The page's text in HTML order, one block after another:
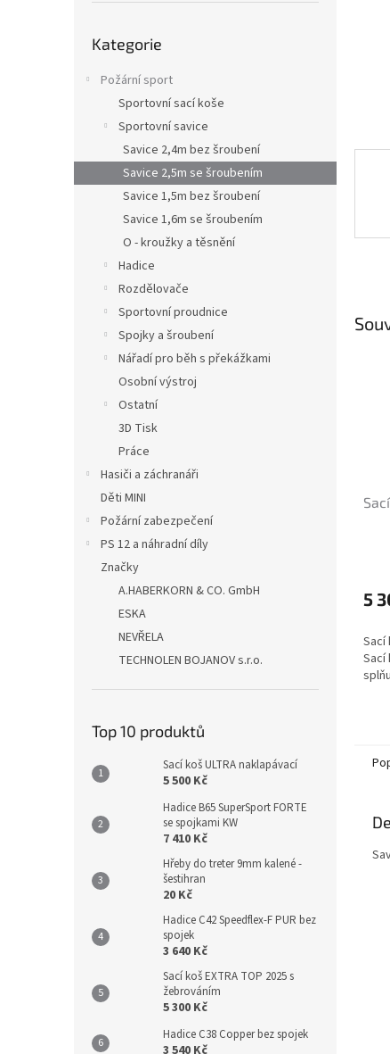
kategorie
Kategorie
Požární sport
Sportovní sací koše
Sportovní savice
Savice 2,4m bez šroubení
Savice 2,5m se šroubením
Savice 1,5m bez šroubení
Savice 1,6m se šroubením
O - kroužky a těsnění
Hadice
Rozdělovače
Sportovní proudnice
Spojky a šroubení
Nářadí pro běh s překážkami
Osobní výstroj
Ostatní
3D Tisk
Práce
Hasiči a záchranáři
Děti MINI
Požární zabezpečení
PS 12 a náhradní díly
Značky
A.HABERKORN & CO. GmbH
ESKA
NEVŘELA
TECHNOLEN BOJANOV s.r.o.
Top 10 produktů
Sací koš ULTRA naklapávací
5 500 Kč
Hadice B65 SuperSport FORTE
se spojkami KW
7 410 Kč
Hřeby do treter 9mm kalené -
šestihran
20 Kč
Hadice C42 Speedflex-F PUR bez
spojek
3 640 Kč
Sací koš EXTRA TOP 2025 s
žebrováním
5 300 Kč
Hadice C38 Copper bez spojek
5
Sací
Sací